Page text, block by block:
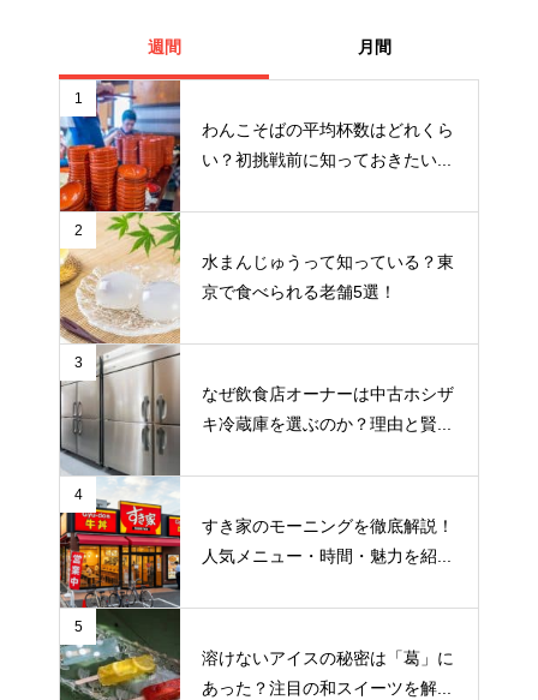
週間 月間
1
わんこそばの平均杯数はどれくら
い？初挑戦前に知っておきたい...
2
水まんじゅうって知っている？東
京で食べられる老舗5選！
3
なぜ飲食店オーナーは中古ホシザ
キ冷蔵庫を選ぶのか？理由と賢...
4
すき家のモーニングを徹底解説！
人気メニュー・時間・魅力を紹...
5
溶けないアイスの秘密は「葛」に
あった？注目の和スイーツを解...